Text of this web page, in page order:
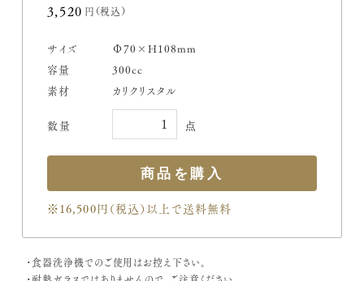
3,520円(税込)
サイズ
Φ70×H108mm
容量
300cc
素材
カリクリスタル
※16,500円（税込）以上で送料無料
・食器洗浄機でのご使用はお控え下さい。